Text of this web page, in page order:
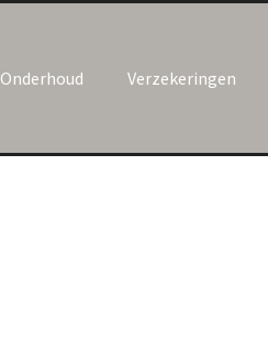
Onderhoud Verzekeringen